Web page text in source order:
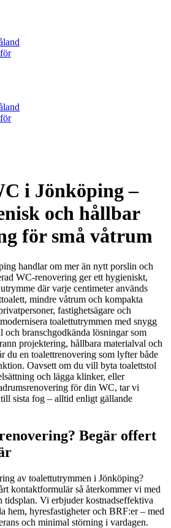
i Jönköping –
och hållbar
för små våtrum
handlar om mer än nytt porslin och
WC-renovering ger ett hygieniskt,
där varje centimeter används
mindre våtrum och kompakta
fastighetsägare och
toalettutrymmen med snygg
och branschgodkända lösningar som
projektering, hållbara materialval och
du en toalettrenovering som lyfter både
Oavsett om du vill byta toalettstol
och lägga klinker, eller
för din WC, tar vi
sista fog – alltid enligt gällande
Begär offert
av toalettutrymmen i Jönköping?
kontaktformulär så återkommer vi med
Vi erbjuder kostnadseffektiva
hem, hyresfastigheter och BRF:er – med
och minimal störning i vardagen.